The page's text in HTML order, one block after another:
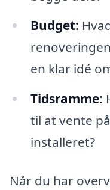
Budget:
en klar idé
Tidsramme:
til at vente
installeret?
Når du har